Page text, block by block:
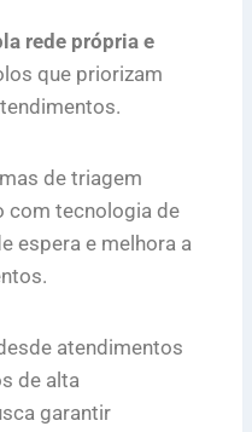
rede própria e
que priorizam
de triagem
com tecnologia de
espera e melhora a
atendimentos
de alta
garantir